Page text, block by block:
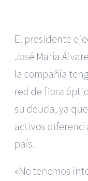
El presidente
José María
la compañía
red de fibra
su deuda, ya
activos
país.
«No tenemos